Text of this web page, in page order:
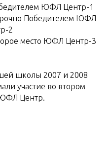
ЮФЛ Центр-1
Победителем ЮФЛ
2
место ЮФЛ Центр-3
школы 2007 и 2008
участие во втором
Центр.